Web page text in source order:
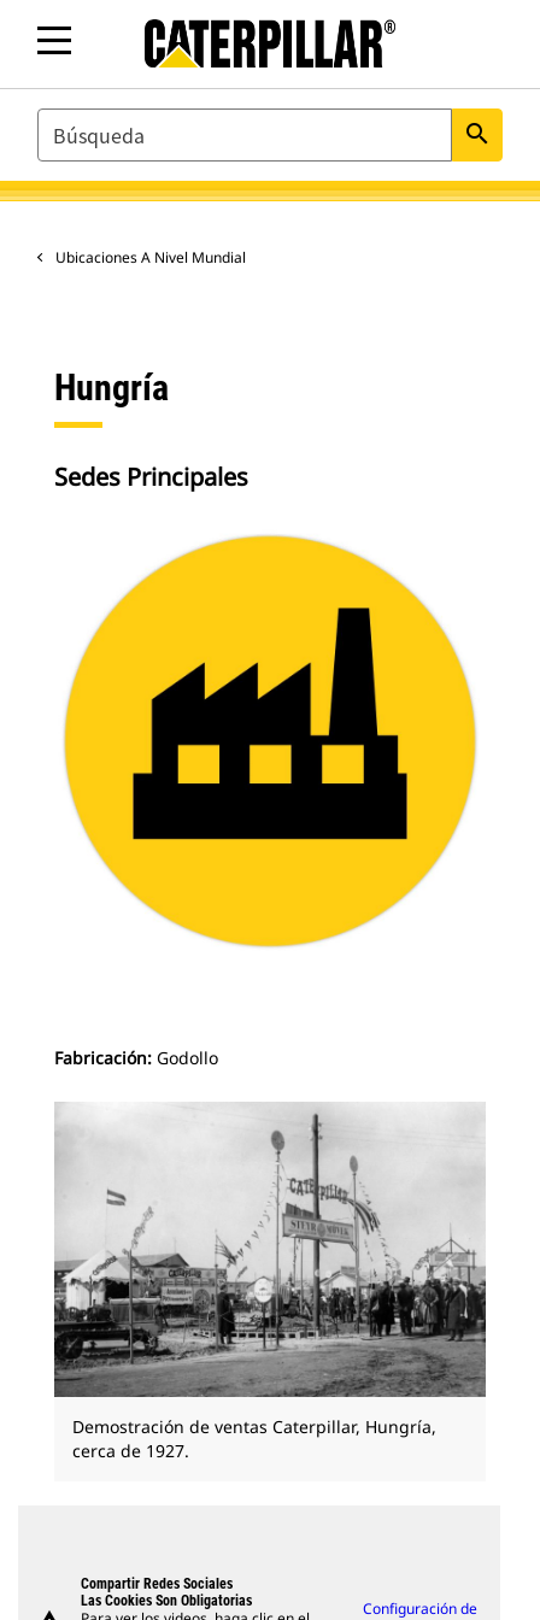
SEARCH search
Ubicaciones A Nivel Mundial
Hungría
Sedes Principales
Fabricación: Godollo
Demostración de ventas Caterpillar, Hungría,
cerca de 1927.
Compartir Redes Sociales
Las Cookies Son Obligatorias
Configuración de